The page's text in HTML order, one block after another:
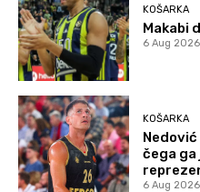
KOŠARKA
Makabi
6 Aug
KOŠARKA
čega ga
6 Aug